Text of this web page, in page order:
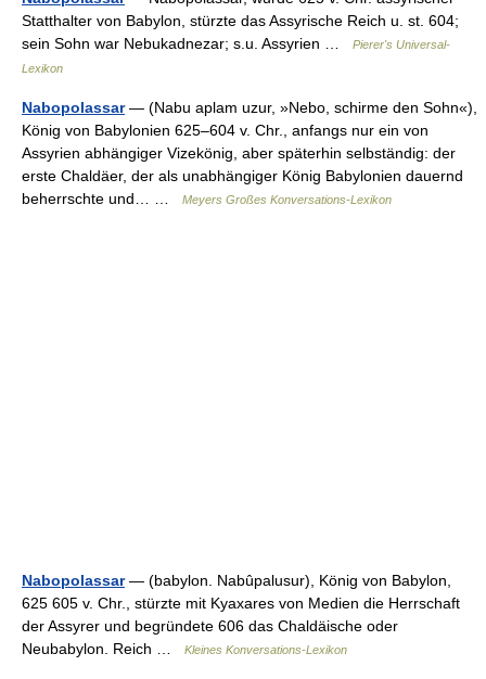
Statthalter von Babylon, stürzte das Assyrische Reich u. st. 604;
sein Sohn war Nebukadnezar; s.u. Assyrien …
Pierer's Universal-
Lexikon
Nabopolassar— (Nabu aplam uzur, »Nebo, schirme den Sohn«),
König von Babylonien 625–604 v. Chr., anfangs nur ein von
Assyrien abhängiger Vizekönig, aber späterhin selbständig: der
erste Chaldäer, der als unabhängiger König Babylonien dauernd
beherrschte und… …
Meyers Großes Konversations-Lexikon
Nabopolassar— (babylon. Nabûpalusur), König von Babylon,
625 605 v. Chr., stürzte mit Kyaxares von Medien die Herrschaft
der Assyrer und begründete 606 das Chaldäische oder
Neubabylon. Reich …
Kleines Konversations-Lexikon